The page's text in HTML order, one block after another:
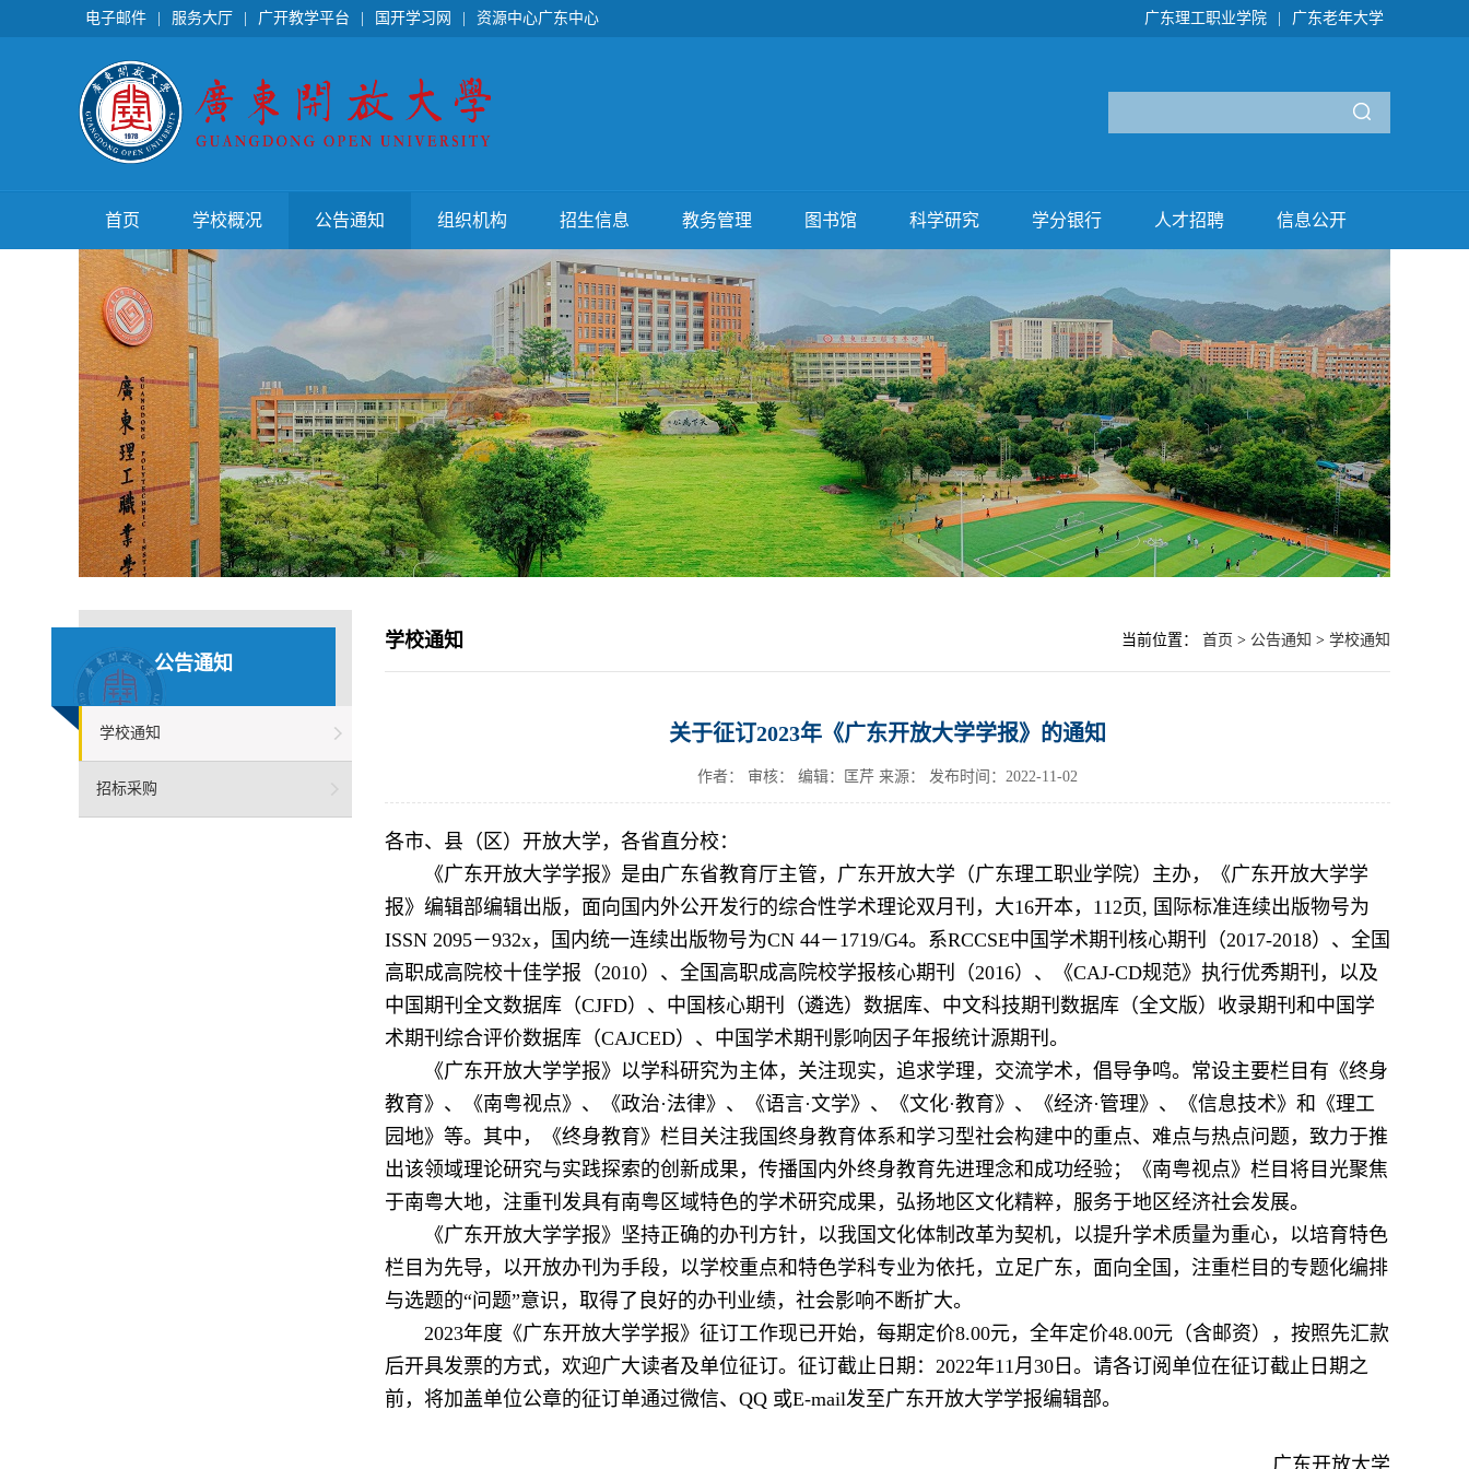
电子邮件 服务大厅 广开教学平台 国开学习网 资源中心广东中心 广东理工职业学院 广东老年大学
首页 学校概况 公告通知 组织机构 招生信息 教务管理 图书馆 科学研究 学分银行 人才招聘 信息公开
公告通知
学校通知
招标采购
学校通知 当前位置： 首页 > 公告通知 > 学校通知
关于征订2023年《广东开放大学学报》的通知
作者： 审核： 编辑：匡芹 来源： 发布时间：2022-11-02
各市、县（区）开放大学，各省直分校：
《广东开放大学学报》是由广东省教育厅主管，广东开放大学（广东理工职业学院）主办，《广东开放大学学
报》编辑部编辑出版，面向国内外公开发行的综合性学术理论双月刊，大16开本，112页, 国际标准连续出版物号为
ISSN 2095－932x，国内统一连续出版物号为CN 44－1719/G4。系RCCSE中国学术期刊核心期刊（2017-2018）、全国
高职成高院校十佳学报（2010）、全国高职成高院校学报核心期刊（2016）、《CAJ-CD规范》执行优秀期刊，以及
中国期刊全文数据库（CJFD）、中国核心期刊（遴选）数据库、中文科技期刊数据库（全文版）收录期刊和中国学
术期刊综合评价数据库（CAJCED）、中国学术期刊影响因子年报统计源期刊。
《广东开放大学学报》以学科研究为主体，关注现实，追求学理，交流学术，倡导争鸣。常设主要栏目有《终身
教育》、《南粤视点》、《政治·法律》、《语言·文学》、《文化·教育》、《经济·管理》、《信息技术》和《理工
园地》等。其中，《终身教育》栏目关注我国终身教育体系和学习型社会构建中的重点、难点与热点问题，致力于推
出该领域理论研究与实践探索的创新成果，传播国内外终身教育先进理念和成功经验；《南粤视点》栏目将目光聚焦
于南粤大地，注重刊发具有南粤区域特色的学术研究成果，弘扬地区文化精粹，服务于地区经济社会发展。
《广东开放大学学报》坚持正确的办刊方针，以我国文化体制改革为契机，以提升学术质量为重心，以培育特色
栏目为先导，以开放办刊为手段，以学校重点和特色学科专业为依托，立足广东，面向全国，注重栏目的专题化编排
与选题的“问题”意识，取得了良好的办刊业绩，社会影响不断扩大。
2023年度《广东开放大学学报》征订工作现已开始，每期定价8.00元，全年定价48.00元（含邮资），按照先汇款
后开具发票的方式，欢迎广大读者及单位征订。征订截止日期：2022年11月30日。请各订阅单位在征订截止日期之
前，将加盖单位公章的征订单通过微信、QQ 或E-mail发至广东开放大学学报编辑部。
广东开放大学